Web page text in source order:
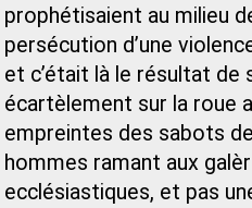
prophétisaient au milieu
persécution d’une
et c’était là le résultat de
écartèlement sur la roue
empreintes des sabots
hommes ramant aux
ecclésiastiques, et pas